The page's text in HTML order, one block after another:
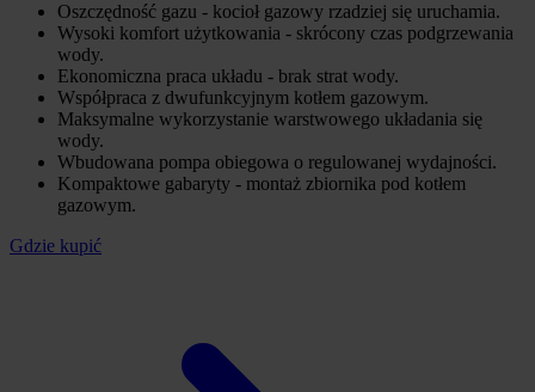
Oszczędność gazu - kocioł gazowy rzadziej się uruchamia.
Wysoki komfort użytkowania - skrócony czas podgrzewania
wody.
Ekonomiczna praca układu - brak strat wody.
Współpraca z dwufunkcyjnym kotłem gazowym.
Maksymalne wykorzystanie warstwowego układania się
wody.
Wbudowana pompa obiegowa o regulowanej wydajności.
Kompaktowe gabaryty - montaż zbiornika pod kotłem
gazowym.
Gdzie kupić